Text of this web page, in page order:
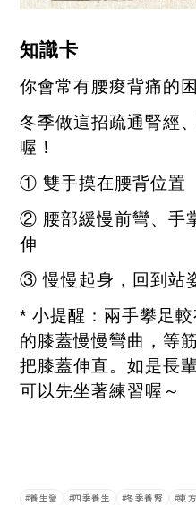
知識卡
你會常有腰痠背痛的
冬季做這招疏通腎經
喔！
① 雙手摸在腰背位置
② 腰部緩慢前彎、手
伸
③ 慢慢起身，回到站
*小提醒：兩手攀足
的膝蓋慢慢彎曲，等
把膝蓋伸直。如是長
可以先坐著練習喔～
養生營 四季養生 冬季養腎 東